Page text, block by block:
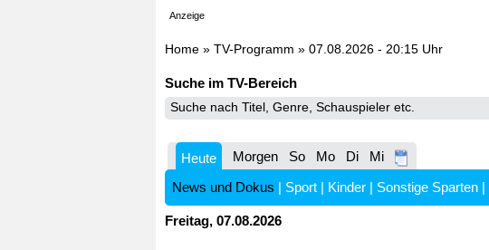
Anzeige
Home » TV-Programm » 07.08.2026 - 20:15 Uhr
Suche im TV-Bereich
Heute Morgen So Mo Di Mi
News und Dokus | Sport | Kinder | Sonstige Sparten |
Freitag, 07.08.2026